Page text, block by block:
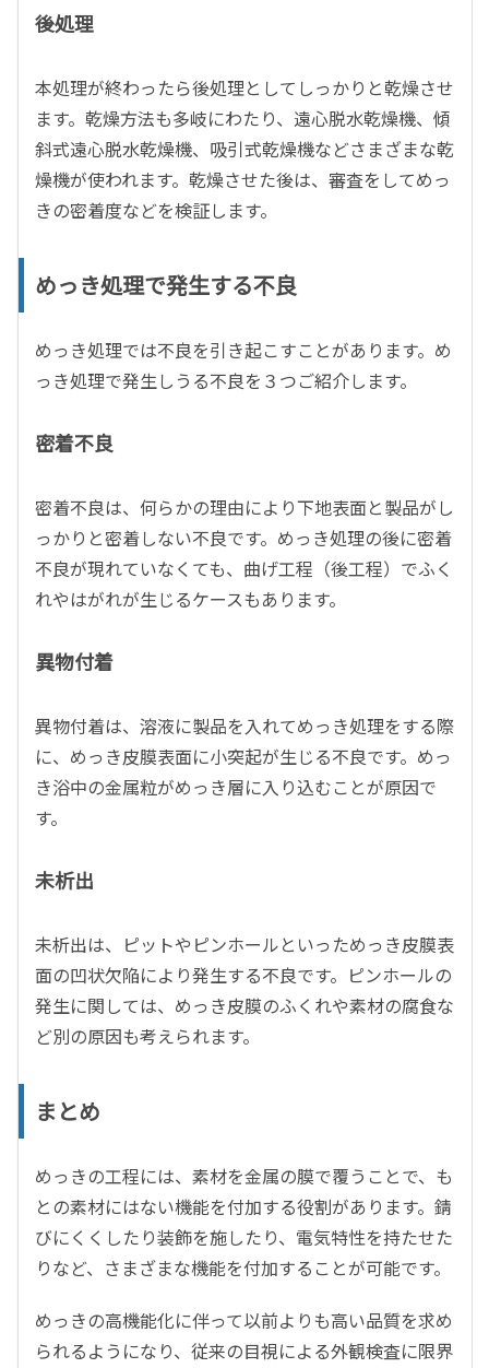
後処理
本処理が終わったら後処理としてしっかりと乾燥させ
ます。乾燥方法も多岐にわたり、遠心脱水乾燥機、傾
斜式遠心脱水乾燥機、吸引式乾燥機などさまざまな乾
燥機が使われます。乾燥させた後は、審査をしてめっ
きの密着度などを検証します。
めっき処理で発生する不良
めっき処理では不良を引き起こすことがあります。め
っき処理で発生しうる不良を３つご紹介します。
密着不良
密着不良は、何らかの理由により下地表面と製品がし
っかりと密着しない不良です。めっき処理の後に密着
不良が現れていなくても、曲げ工程（後工程）でふく
れやはがれが生じるケースもあります。
異物付着
異物付着は、溶液に製品を入れてめっき処理をする際
に、めっき皮膜表面に小突起が生じる不良です。めっ
き浴中の金属粒がめっき層に入り込むことが原因で
す。
未析出
未析出は、ピットやピンホールといっためっき皮膜表
面の凹状欠陥により発生する不良です。ピンホールの
発生に関しては、めっき皮膜のふくれや素材の腐食な
ど別の原因も考えられます。
まとめ
めっきの工程には、素材を金属の膜で覆うことで、も
との素材にはない機能を付加する役割があります。錆
びにくくしたり装飾を施したり、電気特性を持たせた
りなど、さまざまな機能を付加することが可能です。
めっきの高機能化に伴って以前よりも高い品質を求め
られるようになり、従来の目視による外観検査に限界